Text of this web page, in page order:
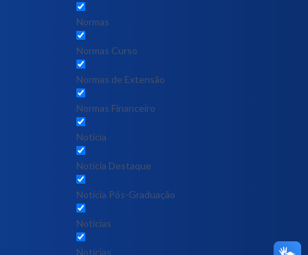
Normas
Normas Curso
Normas de Extensão
Normas Financeiro
Notícia
Notícia Destaque
Noticia Pós-Graduação
Notícias
Notícias